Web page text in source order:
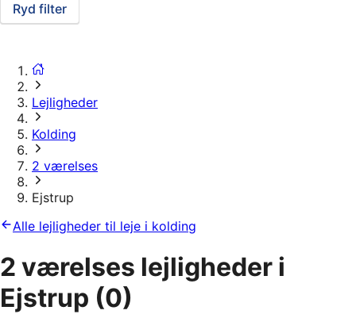
Ryd filter
Lejligheder
Kolding
2 værelses
Ejstrup
Alle lejligheder til leje i kolding
2 værelses lejligheder i
Ejstrup (0)